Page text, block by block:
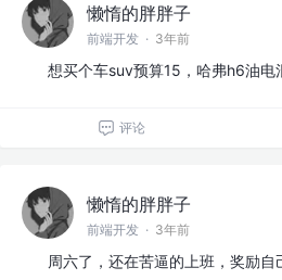
懒惰的胖胖子
前端开发 · 3年前
想买个车suv预算15，哈弗h6油电
评论
懒惰的胖胖子
前端开发 · 3年前
周六了，还在苦逼的上班，奖励自